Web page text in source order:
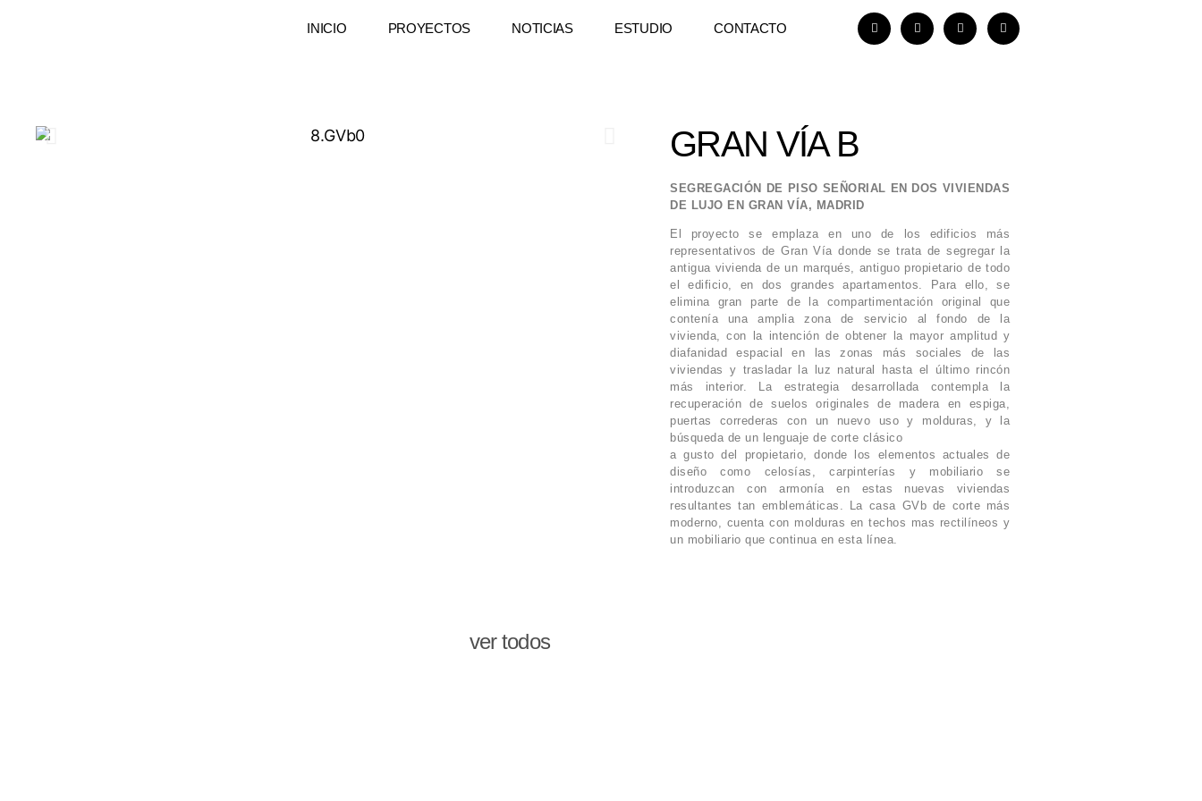
INICIO PROYECTOS NOTICIAS ESTUDIO CONTACTO
GRAN VÍA B
SEGREGACIÓN DE PISO SEÑORIAL EN DOS VIVIENDAS
DE LUJO EN GRAN VÍA, MADRID
El proyecto se emplaza en uno de los edificios más
representativos de Gran Vía donde se trata de segregar la
antigua vivienda de un marqués, antiguo propietario de todo
el edificio, en dos grandes apartamentos. Para ello, se
elimina gran parte de la compartimentación original que
contenía una amplia zona de servicio al fondo de la
vivienda, con la intención de obtener la mayor amplitud y
diafanidad espacial en las zonas más sociales de las
viviendas y trasladar la luz natural hasta el último rincón
más interior. La estrategia desarrollada contempla la
recuperación de suelos originales de madera en espiga,
puertas correderas con un nuevo uso y molduras, y la
búsqueda de un lenguaje de corte clásico
a gusto del propietario, donde los elementos actuales de
diseño como celosías, carpinterías y mobiliario se
introduzcan con armonía en estas nuevas viviendas
resultantes tan emblemáticas. La casa GVb de corte más
moderno, cuenta con molduras en techos mas rectilíneos y
un mobiliario que continua en esta línea.
ver todos